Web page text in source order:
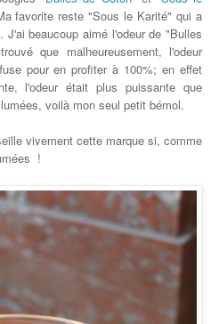
favorite reste "Sous le Karité" qui a
beaucoup aimé l'odeur de "Bulles
que malheureusement, l'odeur
pour en profiter à 100%; en effet
l'odeur était plus puissante que
voilà mon seul petit bémol.
vivement cette marque si, comme
!